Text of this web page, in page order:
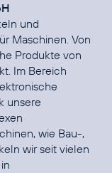
und
Maschinen. Von
Produkte von
Im Bereich
unsere
wie Bau-,
wir seit vielen